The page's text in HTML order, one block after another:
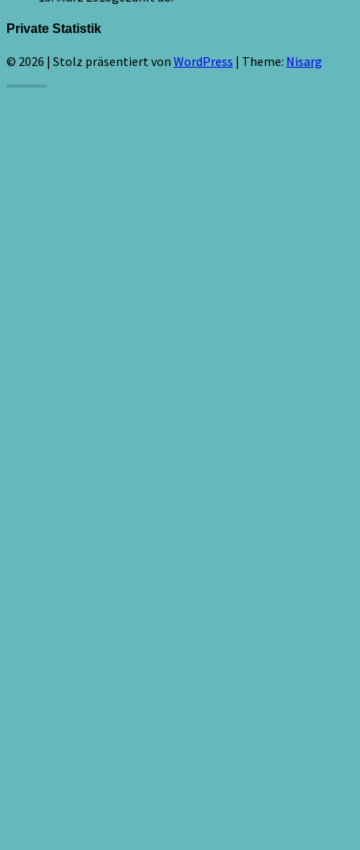
Private Statistik
© 2026 | Stolz präsentiert von WordPress | Theme: Nisarg